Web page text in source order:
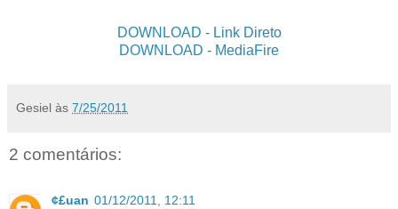
DOWNLOAD - Link Direto
DOWNLOAD - MediaFire
Gesiel às 7/25/2011
2 comentários:
¢£uan 01/12/2011, 12:11